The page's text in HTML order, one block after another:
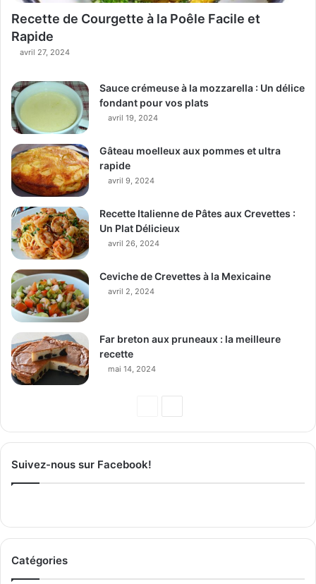
Recette de Courgette à la Poêle Facile et
Rapide
avril 27, 2024
Sauce crémeuse à la mozzarella : Un délice
fondant pour vos plats
avril 19, 2024
Gâteau moelleux aux pommes et ultra
rapide
avril 9, 2024
Recette Italienne de Pâtes aux Crevettes :
Un Plat Délicieux
avril 26, 2024
Ceviche de Crevettes à la Mexicaine
avril 2, 2024
Far breton aux pruneaux : la meilleure
recette
mai 14, 2024
Suivez-nous sur Facebook!
Catégories